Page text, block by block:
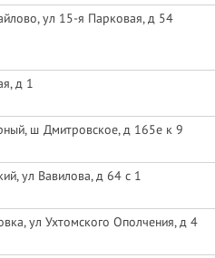
ул 15-я Парковая, д 54
д 1
ш Дмитровское, д 165е к 9
ул Вавилова, д 64 с 1
ул Ухтомского Ополчения, д 4